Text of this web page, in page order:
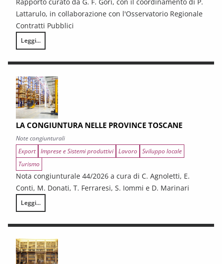
Lattarulo, in collaborazione con l'Osservatorio Regionale
Contratti Pubblici
Leggi...
I CONTRATTI PUBBLICI AL TERMINE DEL PNRR – Andamento
LA CONGIUNTURA NELLE PROVINCE TOSCANE
Note congiunturali
Export Imprese e Sistemi produttivi Lavoro Sviluppo locale
Turismo
Nota congiunturale 44/2026 a cura di C. Agnoletti, E.
Conti, M. Donati, T. Ferraresi, S. Iommi e D. Marinari
Leggi...
LA CONGIUNTURA NELLE PROVINCE TOSCANE